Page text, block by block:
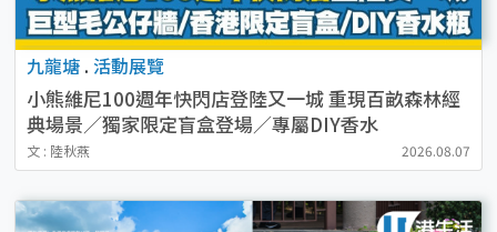
九龍塘 . 活動展覽
小熊維尼100週年快閃店登陸又一城 重現百畝森林經
典場景／獨家限定盲盒登場／專屬DIY香水
文 : 陸秋燕 2026.08.07